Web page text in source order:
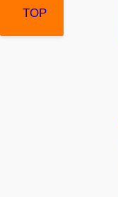
TOP
TOP
TOP